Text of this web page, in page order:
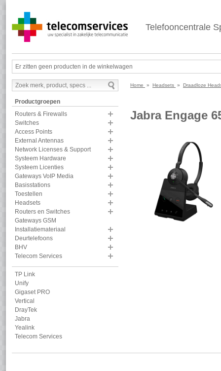
Telefooncentrale
Er zitten geen producten in de winkelwagen
Productgroepen
Routers & Firewalls
Switches
Access Points
External Antennas
Network Licenses & Support
Systeem Hardware
Systeem Licenties
Gateways VoIP Media
Basisstations
Toestellen
Headsets
Routers en Switches
Gateways GSM
Installatiemateriaal
Deurtelefoons
BHV
Telecom Services
TP Link
Unify
Gigaset PRO
Vertical
DrayTek
Jabra
Yealink
Telecom Services
Home » Headsets » Draadloze
Jabra Engage